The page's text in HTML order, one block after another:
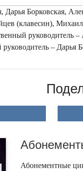
Борковская,
(клавесин),
руководитель –
– Дарья
Абонементные